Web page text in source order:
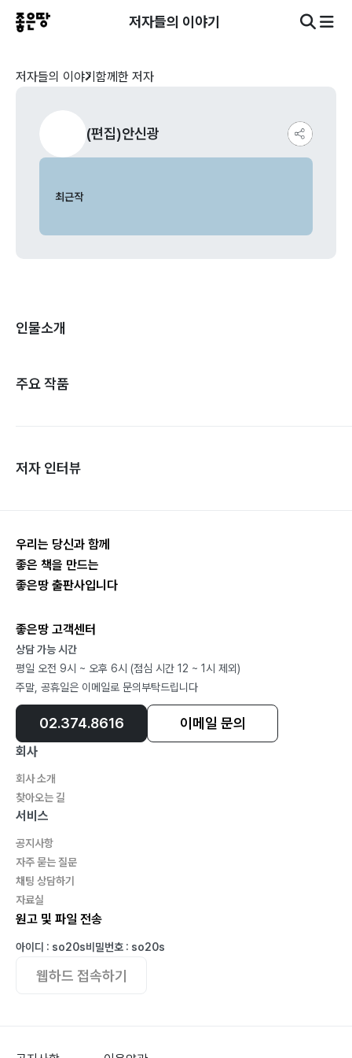
저자들의 이야기
저자들의 이야기 함께한 저자
(편집)안신광
최근작
인물소개
주요 작품
저자 인터뷰
우리는 당신과 함께
좋은 책을 만드는
좋은땅 출판사입니다
좋은땅 고객센터
상담 가능 시간
평일 오전 9시 ~ 오후 6시 (점심 시간 12 ~ 1시 제외)
주말, 공휴일은 이메일로 문의부탁드립니다
02.374.8616 이메일 문의
회사
회사 소개
찾아오는 길
서비스
공지사항
자주 묻는 질문
채팅 상담하기
자료실
원고 및 파일 전송
아이디 : so20s비밀번호 : so20s
웹하드 접속하기